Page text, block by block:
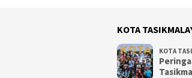
KOTA
KOTA